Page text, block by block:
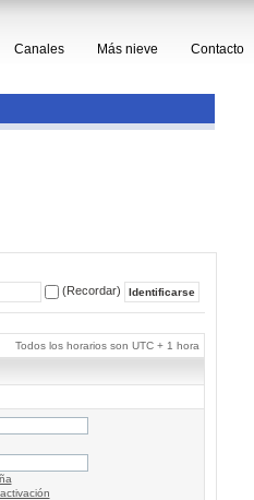
Canales Más nieve Contacto
(Recordar)
Todos los horarios son UTC + 1 hora